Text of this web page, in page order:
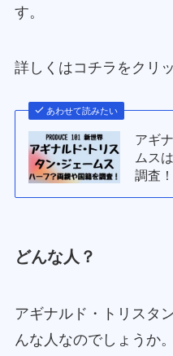
す。
詳しくはコチラをクリ
あわせて読みたい
アギ
ムス
調査！
どんな人？
アギナルド・トリスタ
んな人なのでしょうか